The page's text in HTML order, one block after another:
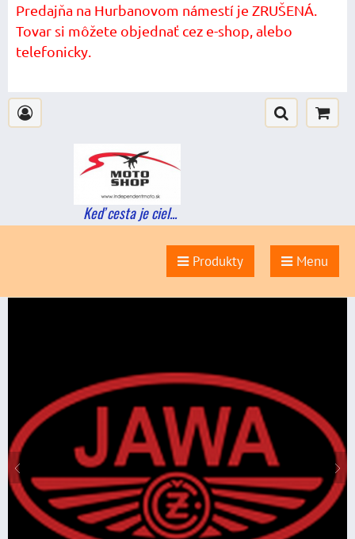
Predajňa na Hurbanovom námestí je ZRUŠENÁ.
Tovar si môžete objednať cez e-shop, alebo
telefonicky.
Keď cesta je ciel...
Produkty Menu